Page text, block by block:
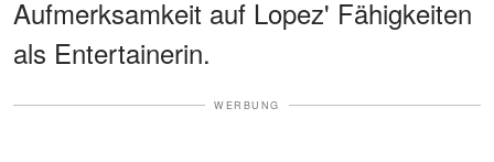
Aufmerksamkeit auf Lopez' Fähigkeiten
als Entertainerin.
WERBUNG